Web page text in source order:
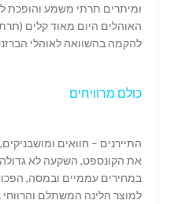
ומיתרים תרתי משמע והופכת
האוהלים היום מאוד קלים
להקמה בהשוואה לאוהלי
כולם מרוויחים
התיירנים – חוואים
את הקונספט, השקעה לא
במחירים עממיים ובמסה,
למוצר הלינה המשתלם והרווחי